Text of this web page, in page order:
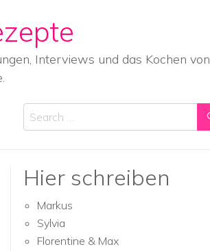
Interviews und das Kochen von
Search
Hier schreiben
Markus
Sylvia
Florentine & Max